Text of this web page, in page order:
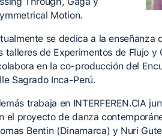
Motion.
se dedica a la enseñanza
talleres de Experimentos de Flujo
en la co-producción del
Sagrado Inca-Perú.
trabaja en INTERFEREN.CIA
el proyecto de danza
Bentin (Dinamarca) y Nuri